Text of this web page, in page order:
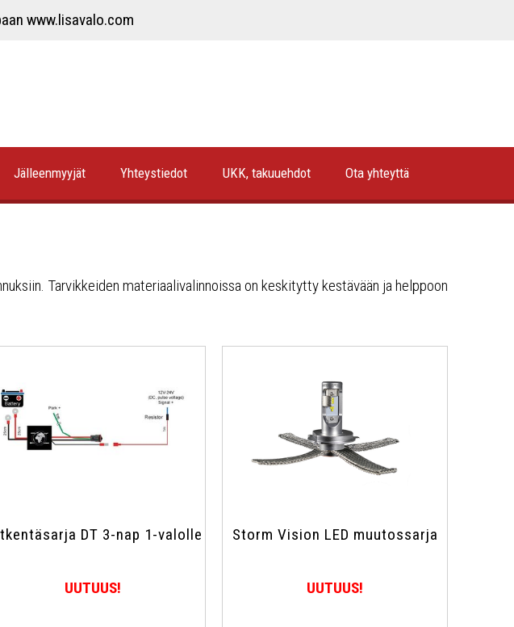
www.lisavalo.com
Jälleenmyyjät Yhteystiedot UKK, takuuehdot Ota yhteyttä
Tarvikkeiden materiaalivalinnoissa on keskitytty kestävään ja helppoon
DT 3-nap 1-valolle
UUTUUS!
Storm Vision LED muutossarja
UUTUUS!